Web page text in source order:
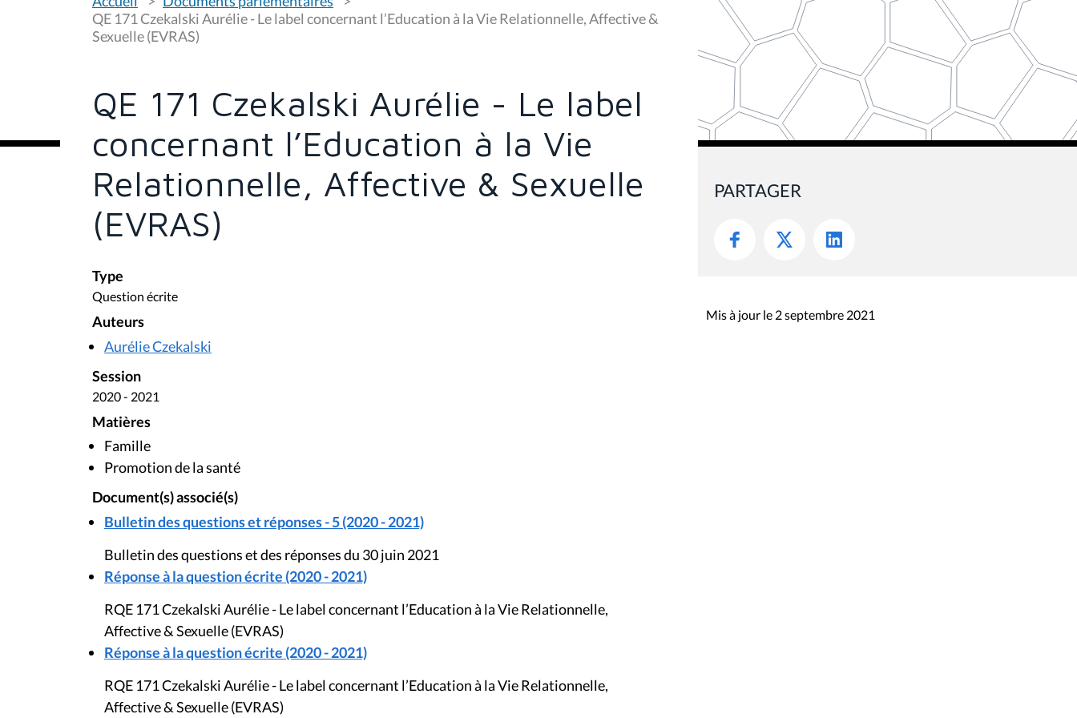
o
u
s
ê
c
:
QE 171 Czekalski Aurélie - Le label concernant l’Education à la Vie Relationnelle, Affective &
Sexuelle (EVRAS)
QE 171 Czekalski Aurélie - Le label
concernant l’Education à la Vie
Relationnelle, Affective & Sexuelle
(EVRAS)
Type
Question écrite
Auteurs
Aurélie Czekalski
Session
2020 - 2021
Matières
Famille
Promotion de la santé
Document(s) associé(s)
Bulletin des questions et réponses - 5 (2020 - 2021)
Bulletin des questions et des réponses du 30 juin 2021
Réponse à la question écrite (2020 - 2021)
RQE 171 Czekalski Aurélie - Le label concernant l’Education à la Vie Relationnelle,
Affective & Sexuelle (EVRAS)
Réponse à la question écrite (2020 - 2021)
RQE 171 Czekalski Aurélie - Le label concernant l’Education à la Vie Relationnelle,
Affective & Sexuelle (EVRAS)
PARTAGER
Mis à jour le 2 septembre 2021